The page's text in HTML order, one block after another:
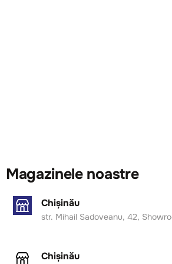
Magazinele noastre
Chișinău
str. Mihail Sadoveanu, 42,
Chișinău